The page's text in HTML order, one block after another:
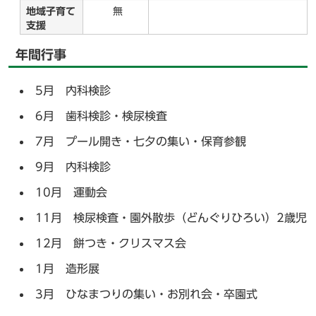
地域子育て
支援
無
年間行事
5月 内科検診
6月 歯科検診・検尿検査
7月 プール開き・七夕の集い・保育参観
9月 内科検診
10月 運動会
11月 検尿検査・園外散歩（どんぐりひろい）2歳児
12月 餅つき・クリスマス会
1月 造形展
3月 ひなまつりの集い・お別れ会・卒園式